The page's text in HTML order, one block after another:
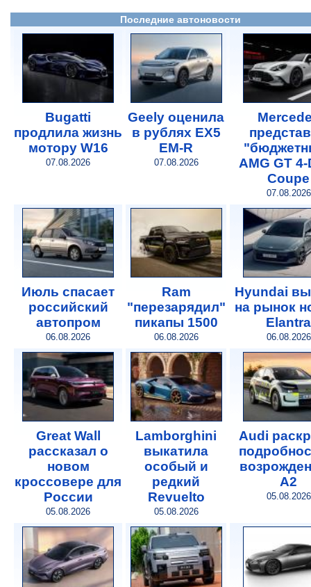
Последние автоновости
Bugatti
продлила жизнь
мотору W16
07.08.2026
Geely оценила
в рублях EX5
EM-R
07.08.2026
AMG GT
Coupe
07.08.2026
Июль спасает
российский
автопром
06.08.2026
Ram
"перезарядил"
пикапы 1500
06.08.2026
Hyundai
на рынок
Elantra
06.08.2026
Great Wall
рассказал о
новом
кроссовере для
России
05.08.2026
Lamborghini
выкатила
особый и
редкий
Revuelto
05.08.2026
Audi
A2
05.08.2026